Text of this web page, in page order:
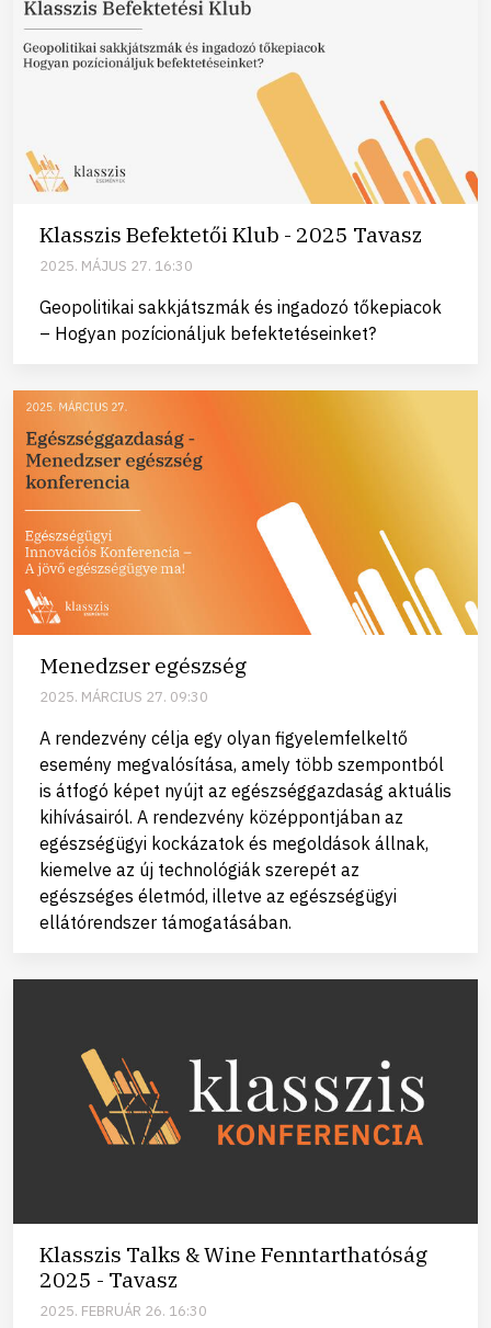
Klasszis Befektetői Klub - 2025 Tavasz
2025. MÁJUS 27. 16:30
Geopolitikai sakkjátszmák és ingadozó tőkepiacok
– Hogyan pozícionáljuk befektetéseinket?
Menedzser egészség
2025. MÁRCIUS 27. 09:30
A rendezvény célja egy olyan figyelemfelkeltő
esemény megvalósítása, amely több szempontból
is átfogó képet nyújt az egészséggazdaság aktuális
kihívásairól. A rendezvény középpontjában az
egészségügyi kockázatok és megoldások állnak,
kiemelve az új technológiák szerepét az
egészséges életmód, illetve az egészségügyi
ellátórendszer támogatásában.
Klasszis Talks & Wine Fenntarthatóság
2025 - Tavasz
2025. FEBRUÁR 26. 16:30